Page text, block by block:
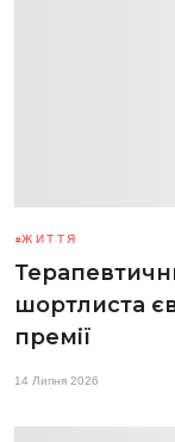
ЖИТТЯ
шортлиста
премії
14 Липня 2026